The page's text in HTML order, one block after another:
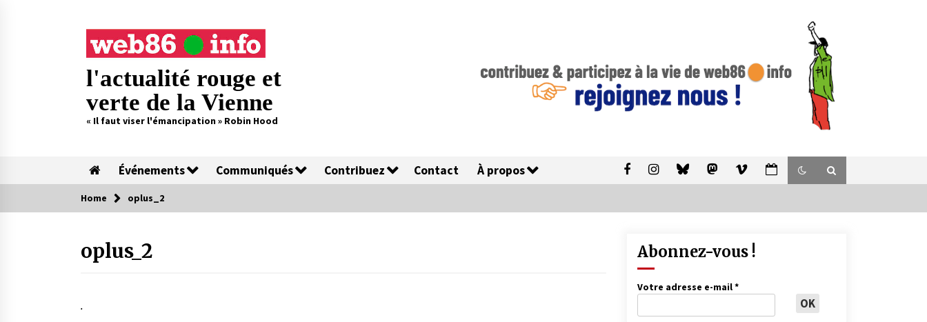
l'actualité rouge et
verte de la Vienne
« Il faut viser l'émancipation » Robin Hood
Événements Communiqués Contribuez Contact À propos
Home oplus_2
oplus_2
.
Abonnez-vous !
Votre adresse e-mail*